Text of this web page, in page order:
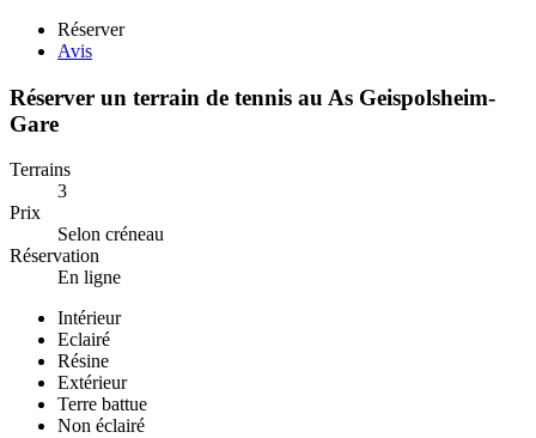
Réserver
Avis
Réserver un terrain de tennis au As Geispolsheim-
Gare
Terrains
3
Prix
Selon créneau
Réservation
En ligne
Intérieur
Eclairé
Résine
Extérieur
Terre battue
Non éclairé